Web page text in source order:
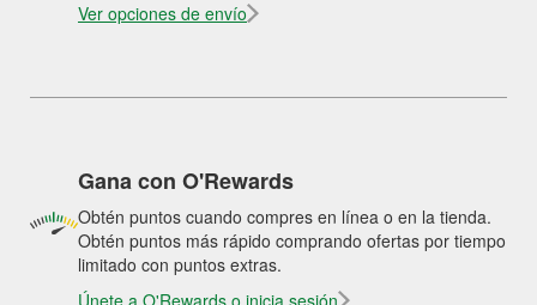
Ver opciones de envío
Gana con O'Rewards
Obtén puntos cuando compres en línea o en la tienda.
Obtén puntos más rápido comprando ofertas por tiempo
limitado con puntos extras.
Únete a O'Rewards o inicia sesión